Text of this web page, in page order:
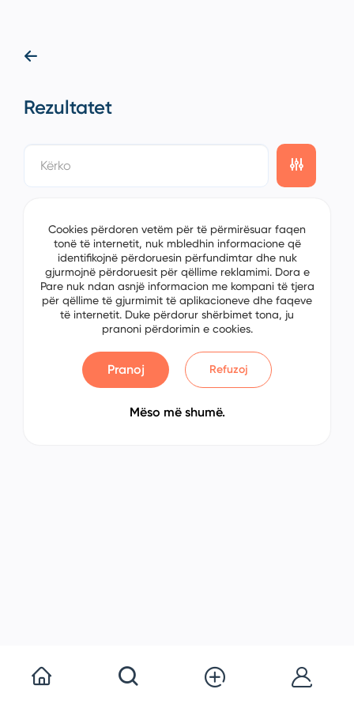
Rezultatet
Cookies përdoren vetëm për të përmirësuar faqen
tonë të internetit, nuk mbledhin informacione që
identifikojnë përdoruesin përfundimtar dhe nuk
gjurmojnë përdoruesit për qëllime reklamimi. Dora e
Pare nuk ndan asnjë informacion me kompani të tjera
për qëllime të gjurmimit të aplikacioneve dhe faqeve
të internetit. Duke përdorur shërbimet tona, ju
pranoni përdorimin e cookies.
Pranoj Refuzoj
Mëso më shumë.